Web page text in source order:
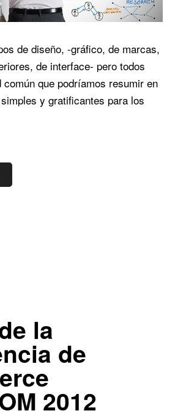
de diseño, -gráfico, de marcas,
de interface- pero todos
común que podríamos resumir en
y gratificantes para los
la
de
2012